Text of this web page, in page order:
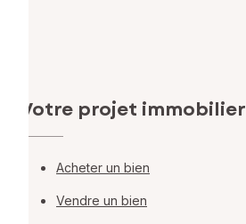
Votre projet immobilier
Acheter un bien
Vendre un bien